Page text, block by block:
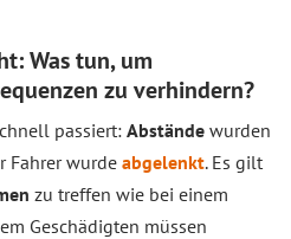
Was tun, um
zu verhindern?
passiert:Abstände wurden
Fahrer wurde abgelenkt. Es gilt
zu treffen wie bei einem
Geschädigten müssen